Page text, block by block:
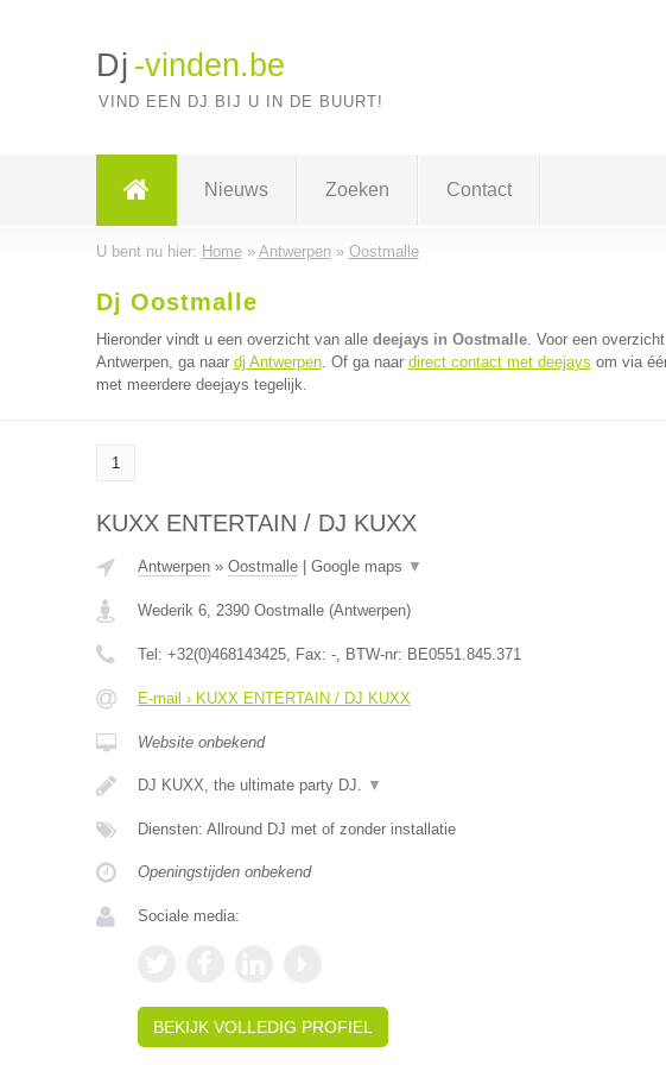
Dj -vinden.be
VIND EEN DJ BIJ U IN DE BUURT!
Nieuws Zoeken Contact
U bent nu hier: Home» Antwerpen» Oostmalle
Dj Oostmalle
Hieronder vindt u een overzicht van alle deejays in Oostmalle. Voor een
Antwerpen, ga naar dj Antwerpen. Of ga naar direct contact met deejays om via
met meerdere deejays tegelijk.
1
KUXX ENTERTAIN / DJ KUXX
Antwerpen» Oostmalle| Google maps ▼
Wederik 6, 2390 Oostmalle(Antwerpen)
Tel: +32(0)468143425, Fax: -, BTW-nr: BE0551.845.371
E-mail › KUXX ENTERTAIN / DJ KUXX
Website onbekend
DJ KUXX, the ultimate party DJ. ▼
Diensten: Allround DJ met of zonder installatie
Openingstijden onbekend
Sociale media:
BEKIJK VOLLEDIG PROFIEL